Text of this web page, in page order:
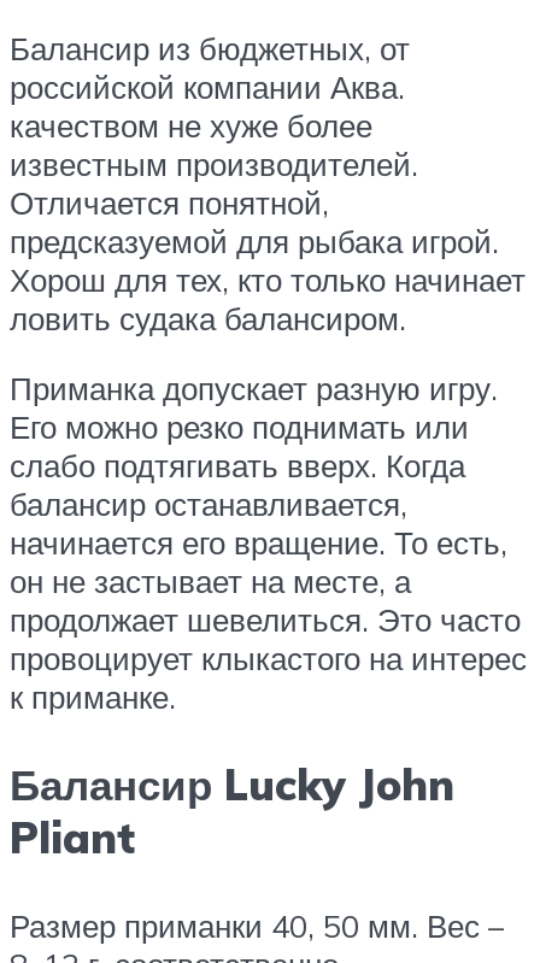
Балансир из бюджетных, от
российской компании Аква.
качеством не хуже более
известным производителей.
Отличается понятной,
предсказуемой для рыбака игрой.
Хорош для тех, кто только начинает
ловить судака балансиром.
Приманка допускает разную игру.
Его можно резко поднимать или
слабо подтягивать вверх. Когда
балансир останавливается,
начинается его вращение. То есть,
он не застывает на месте, а
продолжает шевелиться. Это часто
провоцирует клыкастого на интерес
к приманке.
Балансир Lucky John
Pliant
Размер приманки 40, 50 мм. Вес –